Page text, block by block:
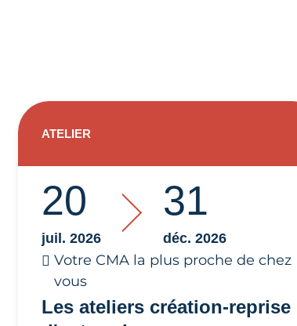
Les ateliers création-reprise
20
juil. 2026
31
déc. 2026
Votre CMA la plus proche de chez
vous
ATELIER